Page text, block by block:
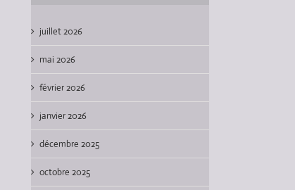
juillet 2026
mai 2026
février 2026
janvier 2026
décembre 2025
octobre 2025